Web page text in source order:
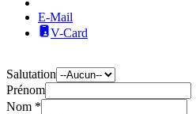
E-Mail
V-Card
Salutation
Prénom
Nom *